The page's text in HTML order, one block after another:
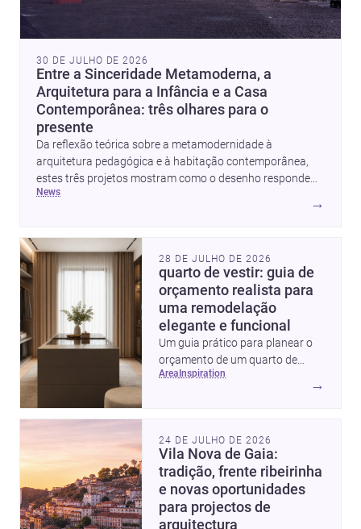
30 DE JULHO DE 2026
Entre a Sinceridade Metamoderna, a
Arquitetura para a Infância e a Casa
Contemporânea: três olhares para o
presente
Da reflexão teórica sobre a metamodernidade à
arquitetura pedagógica e à habitação contemporânea,
estes três projetos mostram como o desenho responde
hoje a emoção, uso e contexto. Para arquitetos, são
pistas valiosas sobre como criar espaços mais humanos,
news
→
28 DE JULHO DE 2026
quarto de vestir: guia de
orçamento realista para
uma remodelação
elegante e funcional
Um guia prático para planear o
orçamento de um quarto de
vestir em Portugal, com
escondidas.
area inspiration
→
24 DE JULHO DE 2026
Vila Nova de Gaia:
tradição, frente ribeirinha
e novas oportunidades
para projectos de
arquitectura